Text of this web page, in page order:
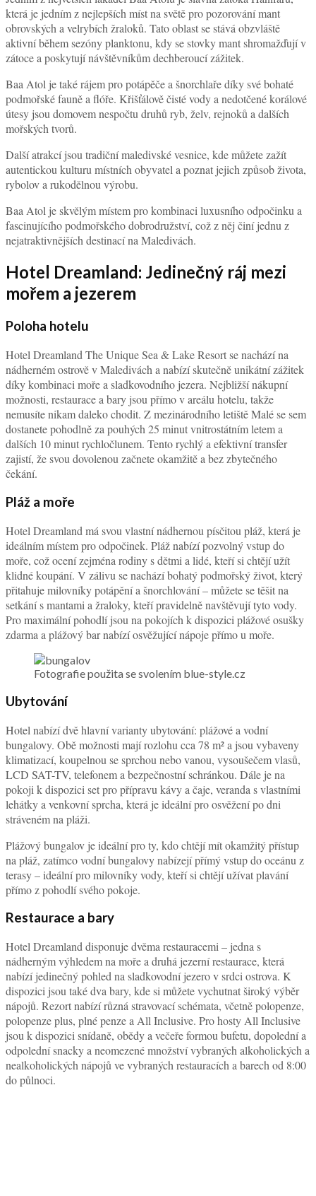
která je jedním z nejlepších míst na světě pro pozorování mant
obrovských a velrybích žraloků. Tato oblast se stává obzvláště
aktivní během sezóny planktonu, kdy se stovky mant shromažďují v
zátoce a poskytují návštěvníkům dechberoucí zážitek.
Baa Atol je také rájem pro potápěče a šnorchlaře díky své bohaté
podmořské fauně a flóře. Křišťálově čisté vody a nedotčené korálové
útesy jsou domovem nespočtu druhů ryb, želv, rejnoků a dalších
mořských tvorů.
Další atrakcí jsou tradiční maledivské vesnice, kde můžete zažít
autentickou kulturu místních obyvatel a poznat jejich způsob života,
rybolov a rukodělnou výrobu.
Baa Atol je skvělým místem pro kombinaci luxusního odpočinku a
fascinujícího podmořského dobrodružství, což z něj činí jednu z
nejatraktivnějších destinací na Maledivách.
Hotel Dreamland: Jedinečný ráj mezi
mořem a jezerem
Poloha hotelu
Hotel Dreamland The Unique Sea & Lake Resort se nachází na
nádherném ostrově v Maledivách a nabízí skutečně unikátní zážitek
díky kombinaci moře a sladkovodního jezera. Nejbližší nákupní
možnosti, restaurace a bary jsou přímo v areálu hotelu, takže
nemusíte nikam daleko chodit. Z mezinárodního letiště Malé se sem
dostanete pohodlně za pouhých 25 minut vnitrostátním letem a
dalších 10 minut rychločlunem. Tento rychlý a efektivní transfer
zajistí, že svou dovolenou začnete okamžitě a bez zbytečného
čekání.
Pláž a moře
Hotel Dreamland má svou vlastní nádhernou písčitou pláž, která je
ideálním místem pro odpočinek. Pláž nabízí pozvolný vstup do
moře, což ocení zejména rodiny s dětmi a lidé, kteří si chtějí užít
klidné koupání. V zálivu se nachází bohatý podmořský život, který
přitahuje milovníky potápění a šnorchlování – můžete se těšit na
setkání s mantami a žraloky, kteří pravidelně navštěvují tyto vody.
Pro maximální pohodlí jsou na pokojích k dispozici plážové osušky
zdarma a plážový bar nabízí osvěžující nápoje přímo u moře.
Fotografie použita se svolením blue-style.cz
Ubytování
Hotel nabízí dvě hlavní varianty ubytování: plážové a vodní
bungalovy. Obě možnosti mají rozlohu cca 78 m² a jsou vybaveny
klimatizací, koupelnou se sprchou nebo vanou, vysoušečem vlasů,
LCD SAT-TV, telefonem a bezpečnostní schránkou. Dále je na
pokoji k dispozici set pro přípravu kávy a čaje, veranda s vlastními
lehátky a venkovní sprcha, která je ideální pro osvěžení po dni
stráveném na pláži.
Plážový bungalov je ideální pro ty, kdo chtějí mít okamžitý přístup
na pláž, zatímco vodní bungalovy nabízejí přímý vstup do oceánu z
terasy – ideální pro milovníky vody, kteří si chtějí užívat plavání
přímo z pohodlí svého pokoje.
Restaurace a bary
Hotel Dreamland disponuje dvěma restauracemi – jedna s
nádherným výhledem na moře a druhá jezerní restaurace, která
nabízí jedinečný pohled na sladkovodní jezero v srdci ostrova. K
dispozici jsou také dva bary, kde si můžete vychutnat široký výběr
nápojů. Rezort nabízí různá stravovací schémata, včetně polopenze,
polopenze plus, plné penze a All Inclusive. Pro hosty All Inclusive
jsou k dispozici snídaně, obědy a večeře formou bufetu, dopolední a
odpolední snacky a neomezené množství vybraných alkoholických a
nealkoholických nápojů ve vybraných restauracích a barech od 8:00
do půlnoci.